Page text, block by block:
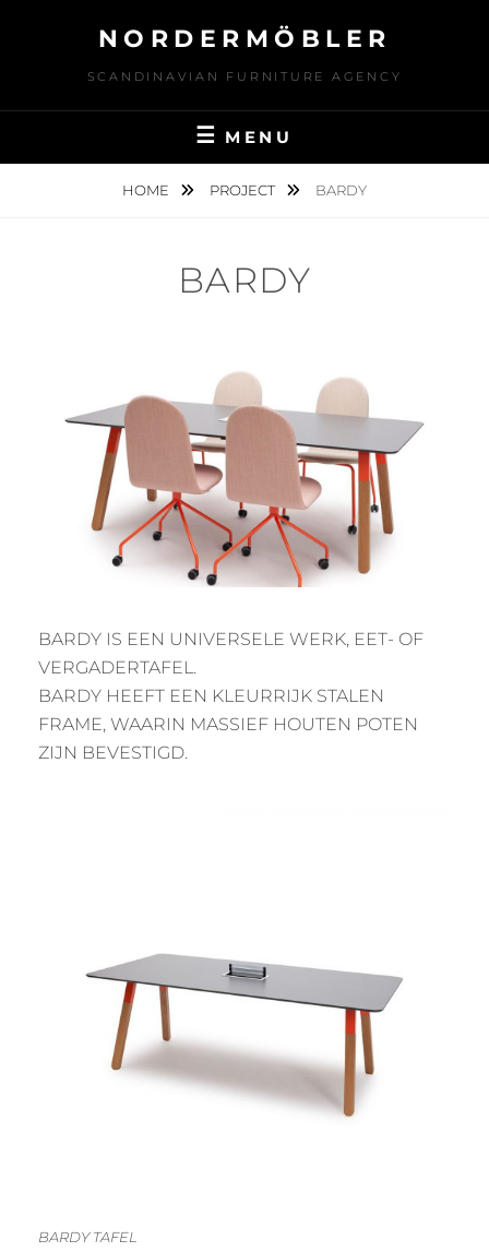
NORDERMÖBLER
SCANDINAVIAN FURNITURE AGENCY
MENU
HOME PROJECT BARDY
BARDY
BARDY IS EEN UNIVERSELE WERK, EET- OF
VERGADERTAFEL.
BARDY HEEFT EEN KLEURRIJK STALEN
FRAME, WAARIN MASSIEF HOUTEN POTEN
ZIJN BEVESTIGD.
BARDY TAFEL